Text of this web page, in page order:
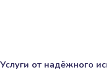
Услуги от надёжного